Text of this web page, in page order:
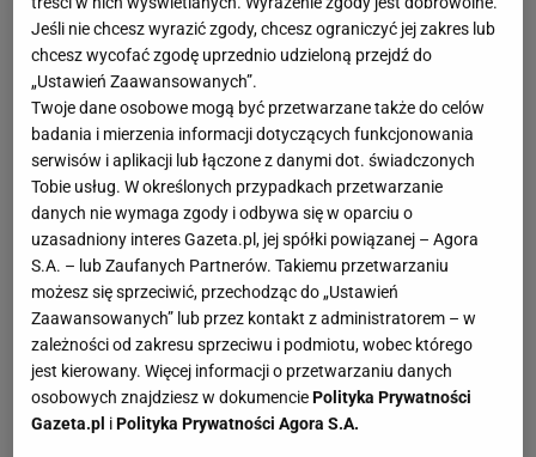
Jeśli nie chcesz wyrazić zgody, chcesz ograniczyć jej zakres lub
chcesz wycofać zgodę uprzednio udzieloną przejdź do
„Ustawień Zaawansowanych”.
Twoje dane osobowe mogą być przetwarzane także do celów
badania i mierzenia informacji dotyczących funkcjonowania
serwisów i aplikacji lub łączone z danymi dot. świadczonych
Tobie usług. W określonych przypadkach przetwarzanie
danych nie wymaga zgody i odbywa się w oparciu o
uzasadniony interes Gazeta.pl, jej spółki powiązanej – Agora
S.A. – lub Zaufanych Partnerów. Takiemu przetwarzaniu
możesz się sprzeciwić, przechodząc do „Ustawień
Zaawansowanych” lub przez kontakt z administratorem – w
zależności od zakresu sprzeciwu i podmiotu, wobec którego
jest kierowany. Więcej informacji o przetwarzaniu danych
osobowych znajdziesz w dokumenciePolityka Prywatności
Gazeta.pl iPolityka Prywatności Agora S.A.